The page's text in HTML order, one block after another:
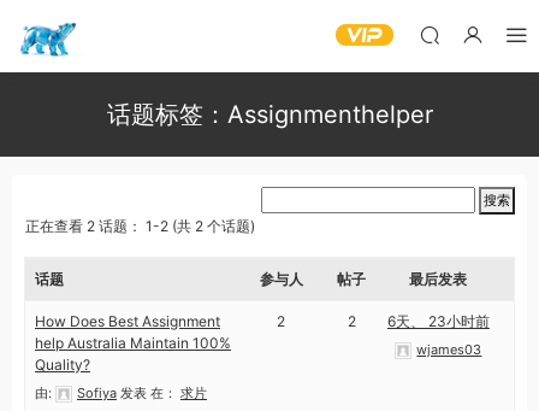
话题标签：Assignmenthelper
正在查看 2 话题： 1-2 (共 2 个话题)
话题 参与人 帖子 最后发表
How Does Best Assignment
help Australia Maintain 100%
Quality?
由: Sofiya 发表 在： 求片
2 2 6天、 23小时前
wjames03